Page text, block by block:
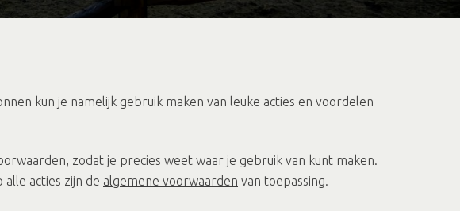
kun je namelijk gebruik maken van leuke acties en voordelen
zodat je precies weet waar je gebruik van kunt maken.
acties zijn de algemene voorwaarden van toepassing.